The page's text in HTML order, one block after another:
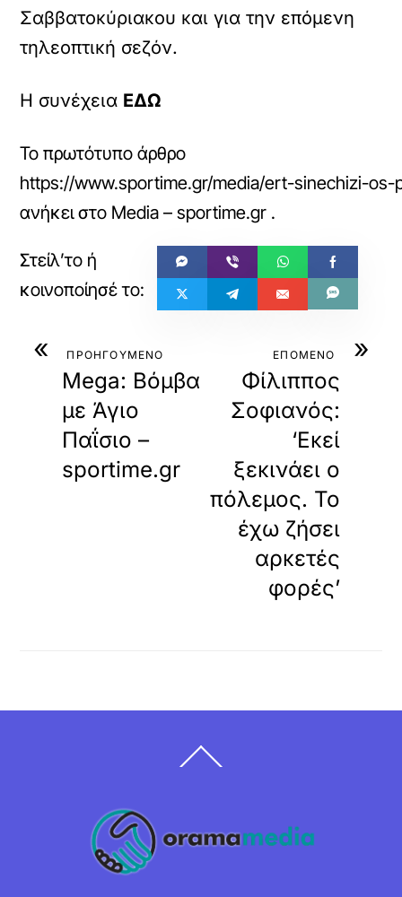
Σαββατοκύριακου και για την επόμενη
τηλεοπτική σεζόν.
Η συνέχεια ΕΔΩ
Το πρωτότυπο άρθρο
https://www.sportime.gr/media/ert-sinechizi-
ανήκει στο Media – sportime.gr .
« ΠΡΟΗΓΟΥΜΕΝΟ
Mega: Βόμβα
με Άγιο
Παΐσιο –
sportime.gr
»
ΕΠΟΜΕΝΟ
Φίλιππος
Σοφιανός:
‘Εκεί
ξεκινάει ο
πόλεμος. Το
έχω ζήσει
αρκετές
φορές’
To